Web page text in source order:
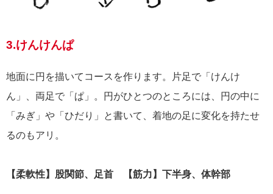
3.けんけんぱ
地面に円を描いてコースを作ります。片足で「けんけ
ん」、両足で「ぱ」。円がひとつのところには、円の中に
「みぎ」や「ひだり」と書いて、着地の足に変化を持たせ
るのもアリ。
【柔軟性】股関節、足首 【筋力】下半身、体幹部